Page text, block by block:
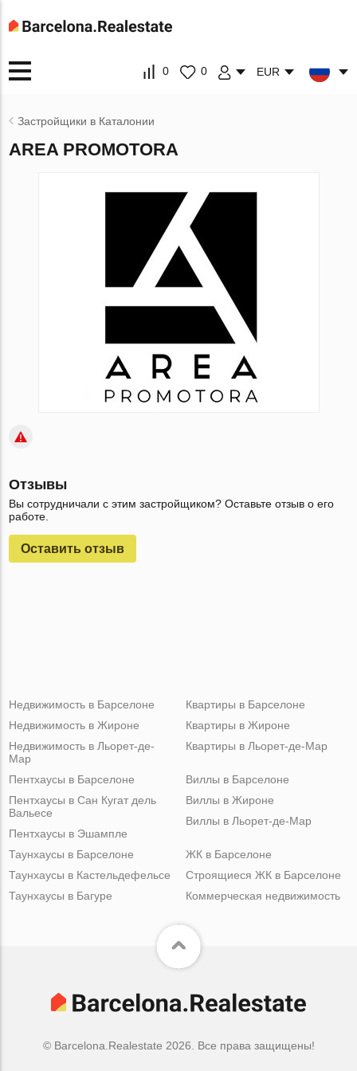
0 0 EUR
Застройщики в Каталонии
AREA PROMOTORA
Отзывы
Вы сотрудничали с этим застройщиком? Оставьте отзыв о его
работе.
Оставить отзыв
Недвижимость в Барселоне
Недвижимость в Жироне
Недвижимость в Льорет-де-
Мар
Квартиры в Барселоне
Квартиры в Жироне
Квартиры в Льорет-де-Мар
Пентхаусы в Барселоне
Пентхаусы в Сан Кугат дель
Вальесе
Пентхаусы в Эшампле
Виллы в Барселоне
Виллы в Жироне
Виллы в Льорет-де-Мар
Таунхаусы в Барселоне
Таунхаусы в Кастельдефельсе
Таунхаусы в Багуре
ЖК в Барселоне
Строящиеся ЖК в Барселоне
Коммерческая недвижимость
© Barcelona.Realestate 2026. Все права защищены!